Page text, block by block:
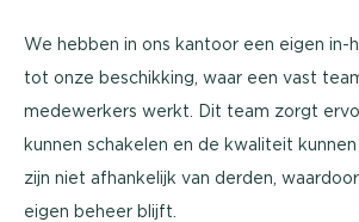
We hebben in ons kantoor een eigen in-
tot onze beschikking, waar een vast
medewerkers werkt. Dit team zorgt
kunnen schakelen en de kwaliteit
zijn niet afhankelijk van derden,
eigen beheer blijft.